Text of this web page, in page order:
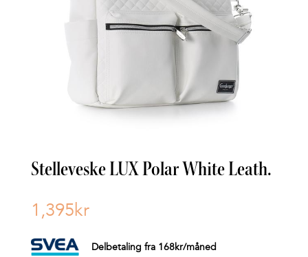
Stelleveske LUX Polar White Leath.
1,395kr
Delbetaling fra 168kr/måned